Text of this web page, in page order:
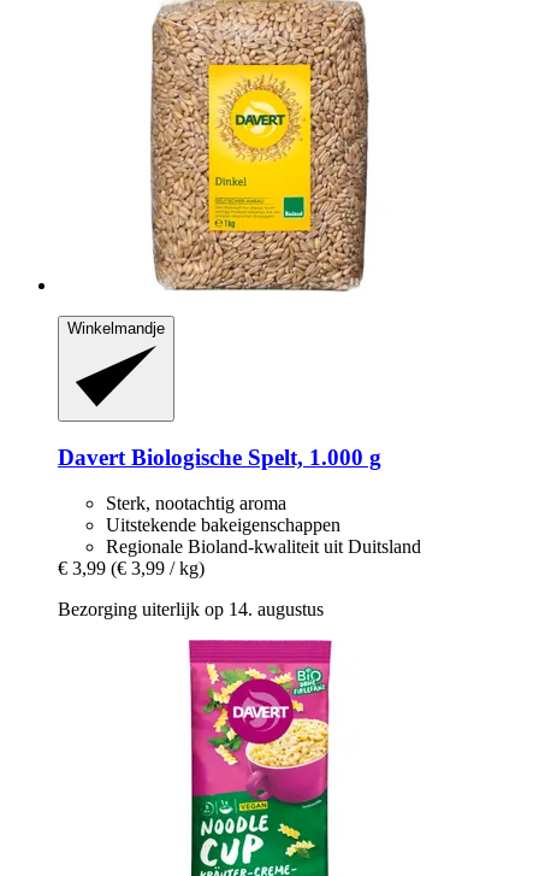
Winkelmandje
Davert Biologische Spelt, 1.000 g
Sterk, nootachtig aroma
Uitstekende bakeigenschappen
Regionale Bioland-kwaliteit uit Duitsland
€ 3,99 (€ 3,99 / kg)
Bezorging uiterlijk op 14. augustus